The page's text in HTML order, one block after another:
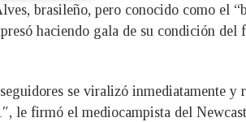
brasileño, pero conocido como el
haciendo gala de su condición
se viralizó inmediatamente
le firmó el mediocampista del